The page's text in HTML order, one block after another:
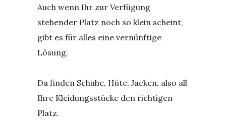
Auch wenn Ihr zur Verfügung
stehender Platz noch so klein scheint,
gibt es für alles eine vernünftige
Lösung.
Da finden Schuhe, Hüte, Jacken, also all
Ihre Kleidungsstücke den richtigen
Platz.